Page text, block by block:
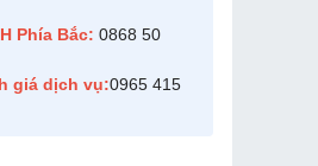
Phía Bắc: 0868 50
giá dịch vụ:0965 415